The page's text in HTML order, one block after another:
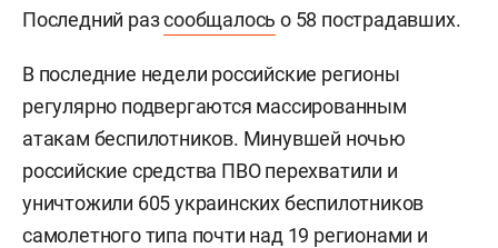
Последний разсообщалось о 58 пострадавших.
В последние недели российские регионы
регулярно подвергаются массированным
атакам беспилотников. Минувшей ночью
российские средства ПВО перехватили и
уничтожили 605 украинских беспилотников
самолетного типа почти над 19 регионами и